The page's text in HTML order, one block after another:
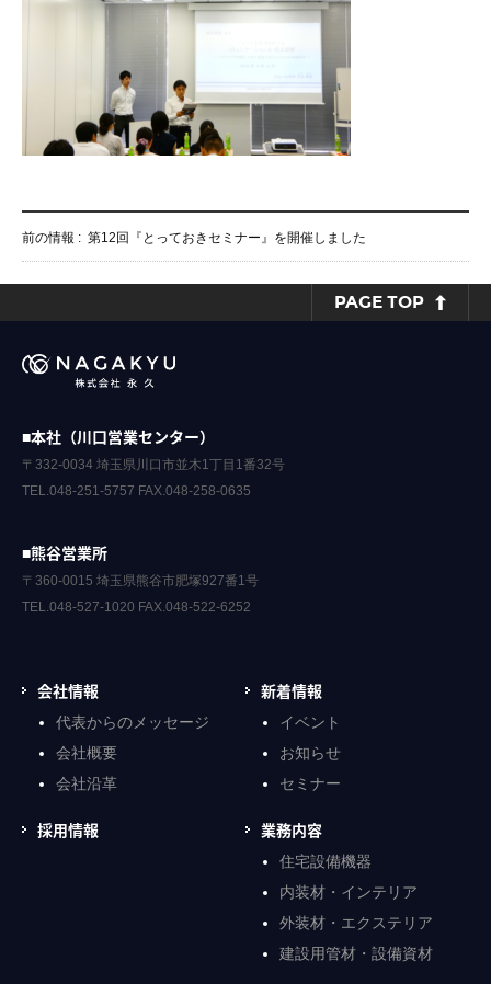
前の情報 : 第12回『とっておきセミナー』を開催しました
PAGE TOP
■本社（川口営業センター）
〒332-0034 埼玉県川口市並木1丁目1番32号
TEL.048-251-5757 FAX.048-258-0635
■熊谷営業所
〒360-0015 埼玉県熊谷市肥塚927番1号
TEL.048-527-1020 FAX.048-522-6252
会社情報
代表からのメッセージ
会社概要
会社沿革
新着情報
イベント
お知らせ
セミナー
採用情報 業務内容
住宅設備機器
内装材・インテリア
外装材・エクステリア
建設用管材・設備資材